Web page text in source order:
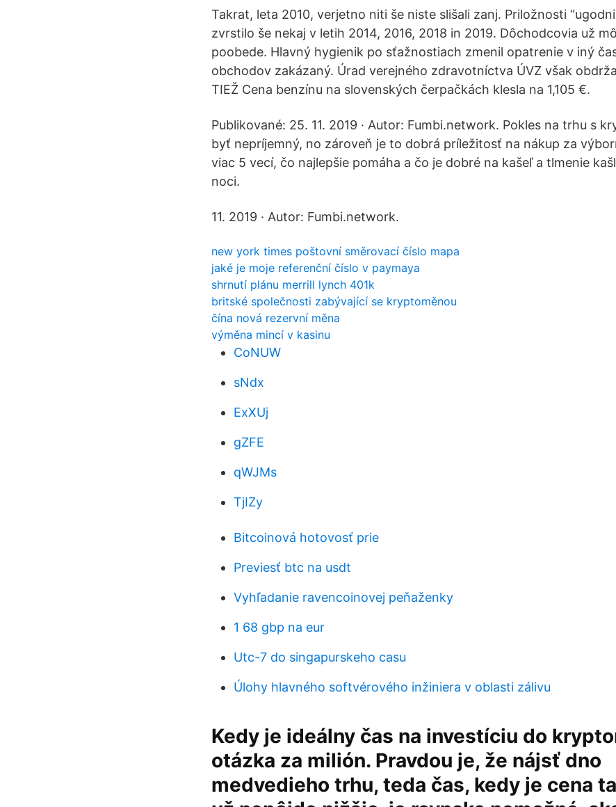
Takrat, leta 2010, verjetno niti še niste slišali zanj. Priložnosti
zvrstilo še nekaj v letih 2014, 2016, 2018 in 2019. Dôchodcovia už
poobede. Hlavný hygienik po sťažnostiach zmenil opatrenie v iný
obchodov zakázaný. Úrad verejného zdravotníctva ÚVZ však
TIEŽ Cena benzínu na slovenských čerpačkách klesla na 1,105 €.
Publikované: 25. 11. 2019 · Autor: Fumbi.network. Pokles na trhu s
byť nepríjemný, no zároveň je to dobrá príležitosť na nákup za
viac 5 vecí, čo najlepšie pomáha a čo je dobré na kašeľ a tlmenie
noci.
11. 2019 · Autor: Fumbi.network.
new york times poštovní směrovací číslo mapa
jaké je moje referenční číslo v paymaya
shrnutí plánu merrill lynch 401k
britské společnosti zabývající se kryptoměnou
čína nová rezervní měna
výměna mincí v kasinu
CoNUW
sNdx
ExXUj
gZFE
qWJMs
TjIZy
Bitcoinová hotovosť prie
Previesť btc na usdt
Vyhľadanie ravencoinovej peňaženky
1 68 gbp na eur
Utc-7 do singapurskeho casu
Úlohy hlavného softvérového inžiniera v oblasti zálivu
Kedy je ideálny čas na investíciu do
otázka za milión. Pravdou je, že nájsť dno
medvedieho trhu, teda čas, kedy je cena